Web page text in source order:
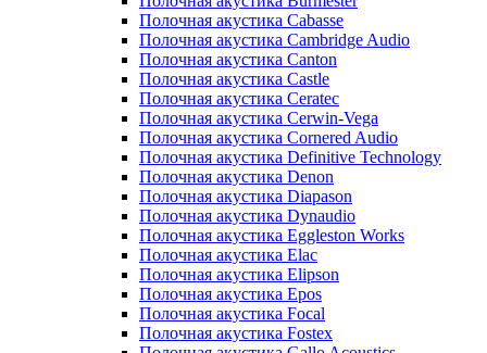
Полочная акустика Cabasse
Полочная акустика Cambridge Audio
Полочная акустика Canton
Полочная акустика Castle
Полочная акустика Ceratec
Полочная акустика Cerwin-Vega
Полочная акустика Cornered Audio
Полочная акустика Definitive Technology
Полочная акустика Denon
Полочная акустика Diapason
Полочная акустика Dynaudio
Полочная акустика Eggleston Works
Полочная акустика Elac
Полочная акустика Elipson
Полочная акустика Epos
Полочная акустика Focal
Полочная акустика Fostex